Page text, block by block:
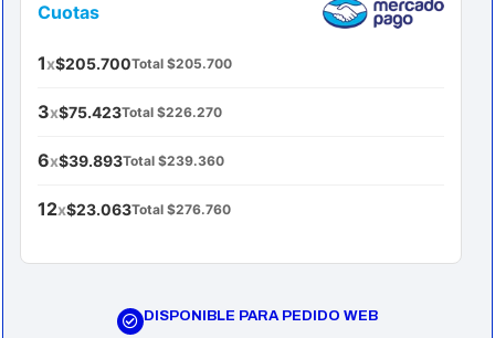
Cuotas
1x$205.700Total $205.700
3x$75.423Total $226.270
6x$39.893Total $239.360
12x$23.063Total $276.760
DISPONIBLE PARA PEDIDO WEB